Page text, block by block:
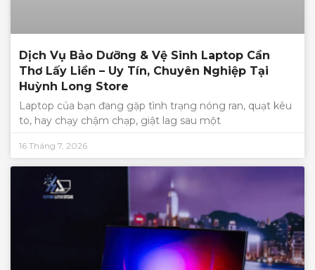
Dịch Vụ Bảo Dưỡng & Vệ Sinh Laptop Cần
Thơ Lấy Liền – Uy Tín, Chuyên Nghiệp Tại
Huỳnh Long Store
Laptop của bạn đang gặp tình trạng nóng ran, quạt kêu
to, hay chạy chậm chạp, giật lag sau một
16 Tháng 7, 2026